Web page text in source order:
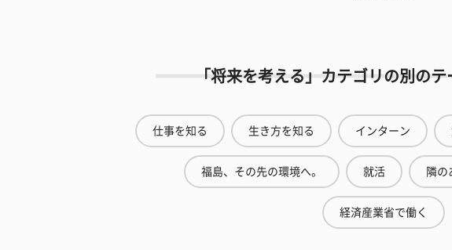
「将来を考える」カテゴリの別の
仕事を知る 生き方を知る インターン
福島、その先の環境へ。 就活 隣の
経済産業省で働く